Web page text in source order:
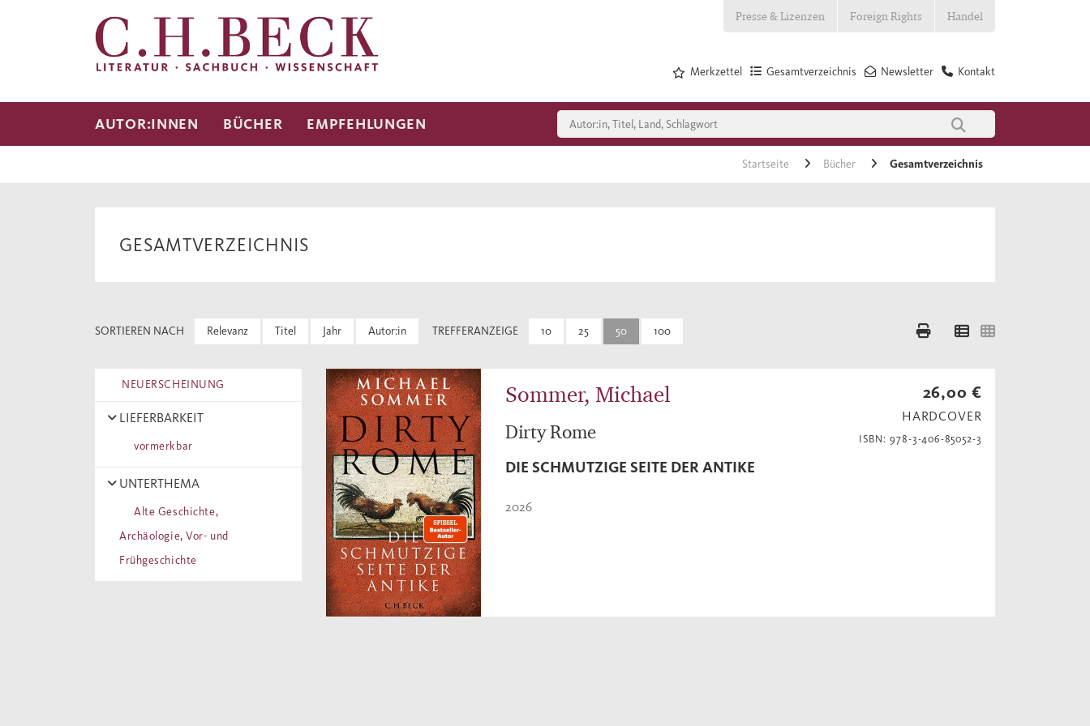
Presse & Lizenzen Foreign Rights Handel
Kontakt
Newsletter
Gesamtverzeichnis
Merkzettel
AUTOR:INNEN BÜCHER EMPFEHLUNGEN
Startseite Bücher Gesamtverzeichnis
GESAMTVERZEICHNIS
SORTIEREN NACH Relevanz Titel Jahr Autor:in TREFFERANZEIGE 10 25 50 100
NEUERSCHEINUNG
LIEFERBARKEIT
vormerkbar
UNTERTHEMA
Alte Geschichte,
Archäologie, Vor- und
Frühgeschichte
Sommer, Michael
Dirty Rome
DIE SCHMUTZIGE SEITE DER ANTIKE
2026
26,00 €
HARDCOVER
ISBN: 978-3-406-85052-3